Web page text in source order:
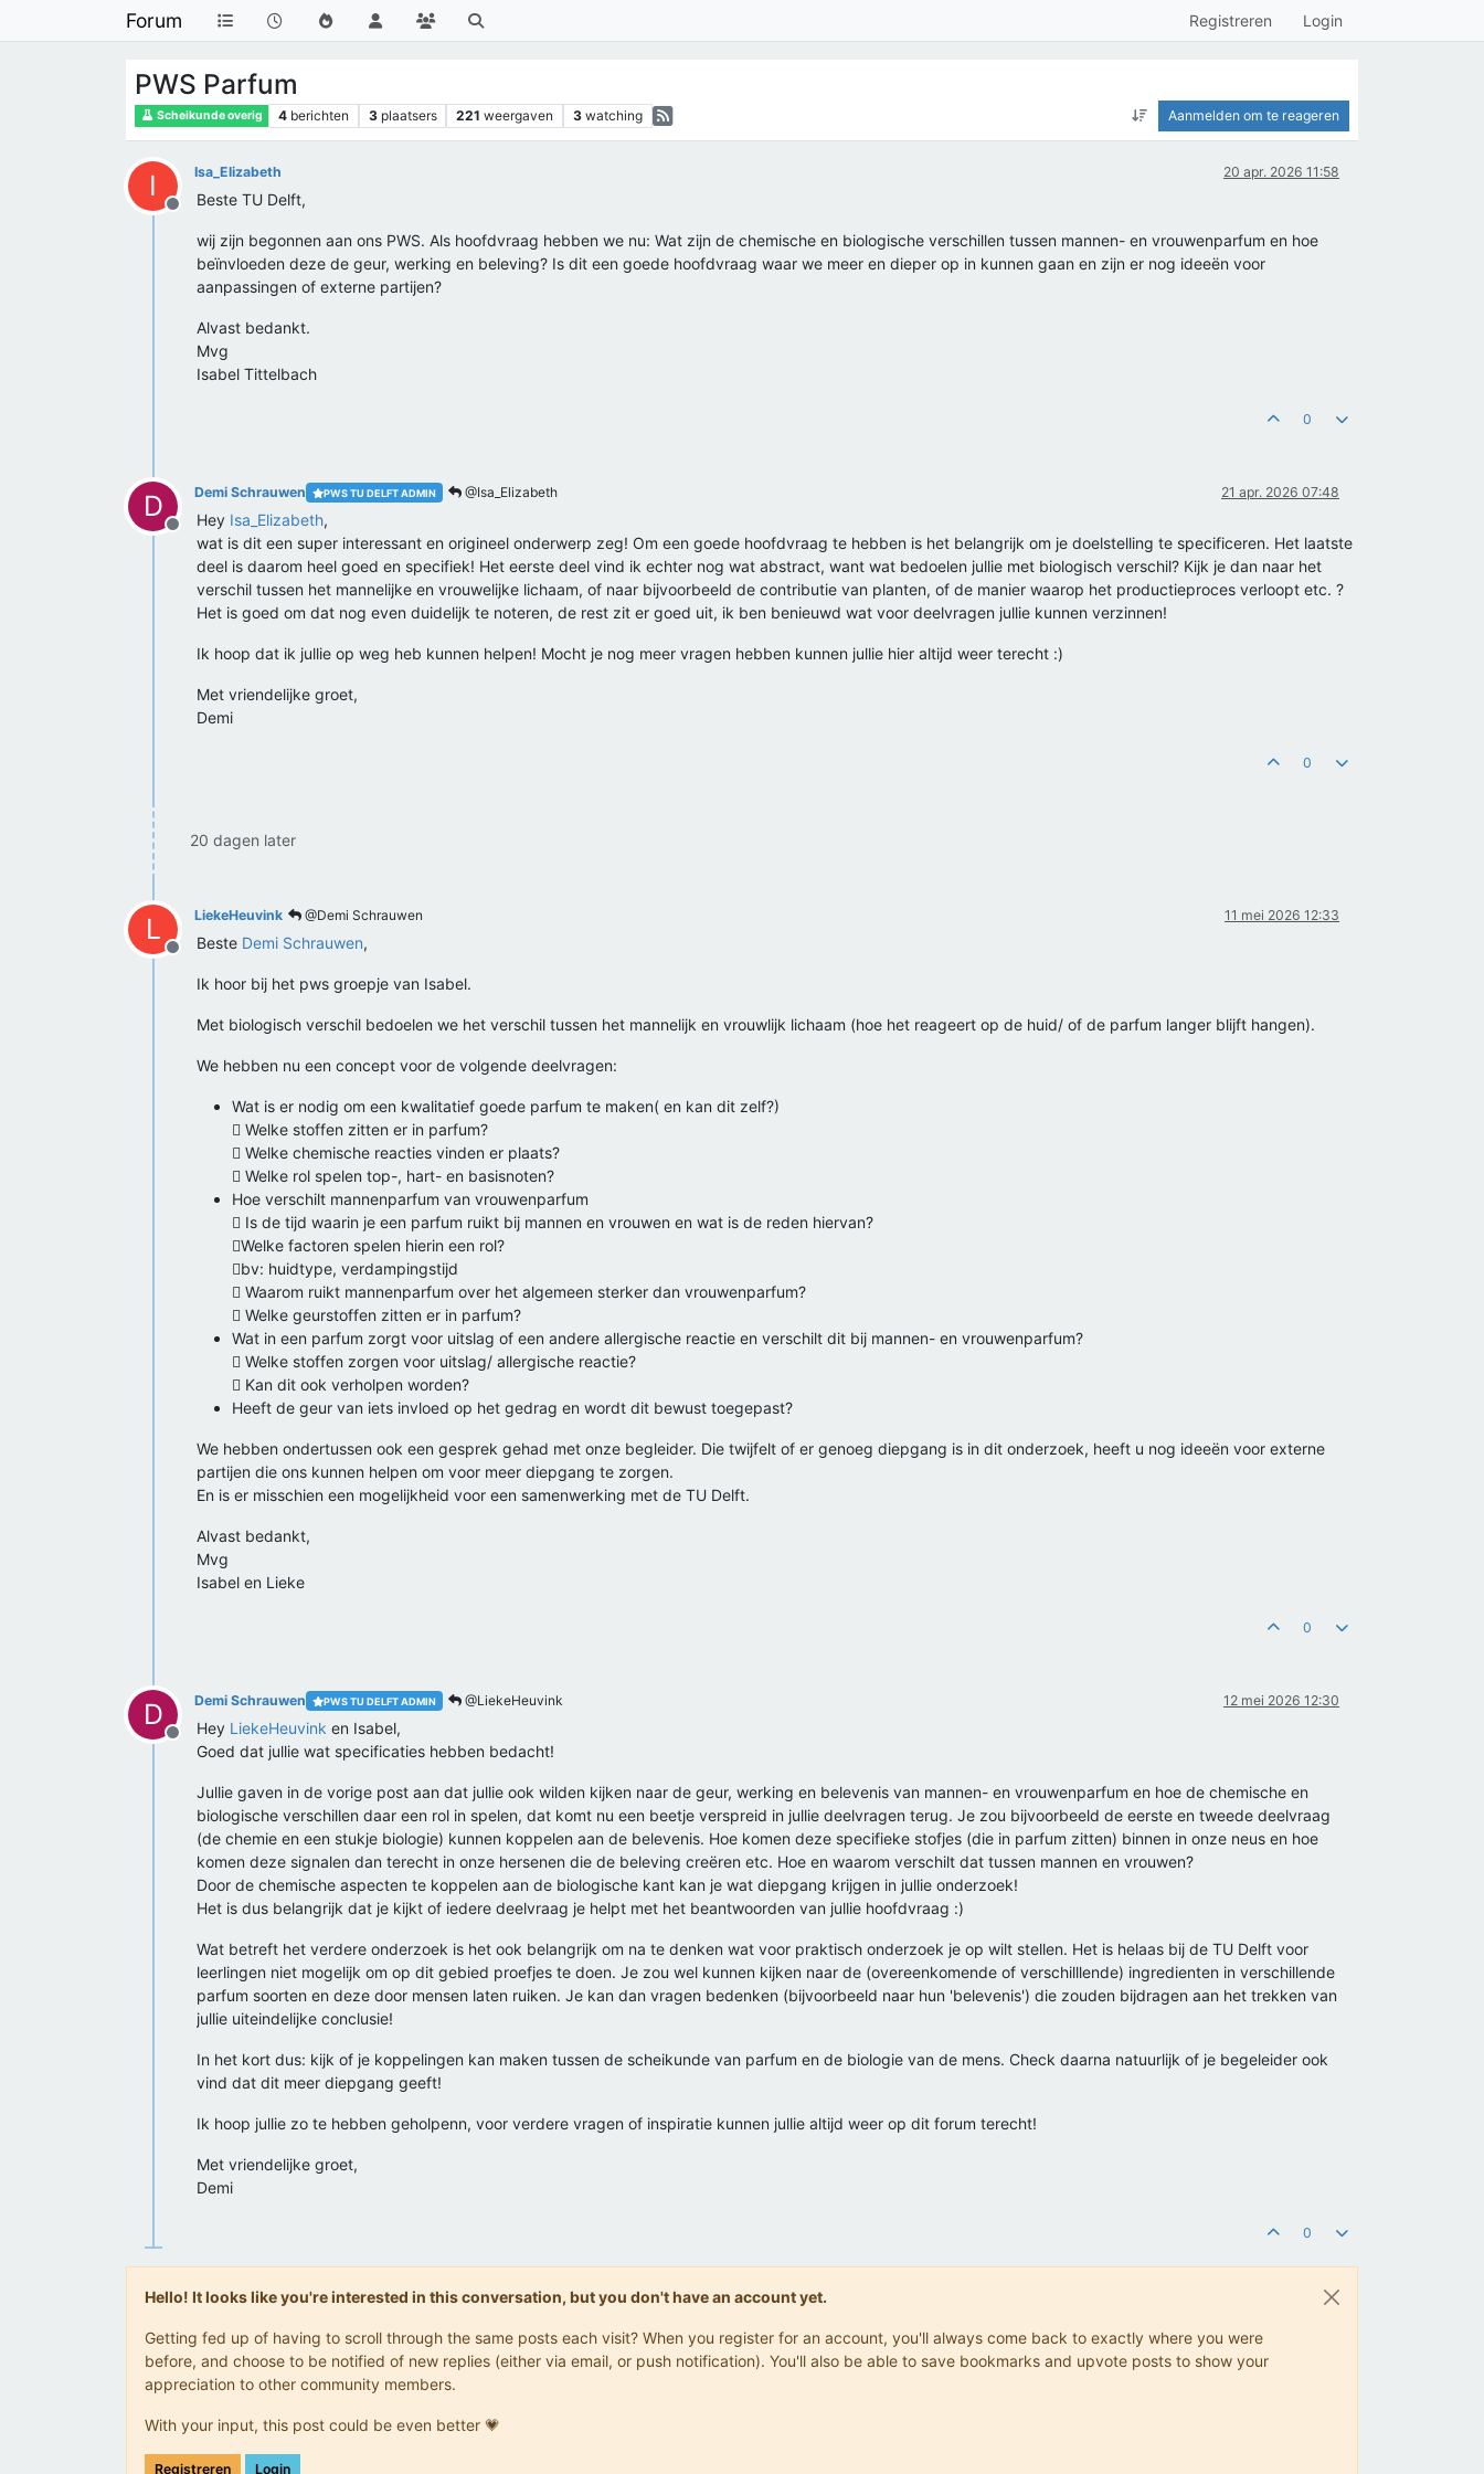
Forum Registreren Login
PWS Parfum
Scheikunde overig 4 berichten 3 plaatsers 221 weergaven 3 watching Aanmelden om te reageren
I
Offline
Isa_Elizabeth 20 apr. 2026 11:58
Beste TU Delft,
wij zijn begonnen aan ons PWS. Als hoofdvraag hebben we nu: Wat zijn de chemische en biologische verschillen tussen mannen- en vrouwenparfum en hoe
beïnvloeden deze de geur, werking en beleving? Is dit een goede hoofdvraag waar we meer en dieper op in kunnen gaan en zijn er nog ideeën voor
aanpassingen of externe partijen?
Alvast bedankt.
Mvg
Isabel Tittelbach
0
D
Offline
Demi Schrauwen PWS TU DELFT ADMIN @Isa_Elizabeth 21 apr. 2026 07:48
Hey Isa_Elizabeth,
wat is dit een super interessant en origineel onderwerp zeg! Om een goede hoofdvraag te hebben is het belangrijk om je doelstelling te specificeren. Het laatste
deel is daarom heel goed en specifiek! Het eerste deel vind ik echter nog wat abstract, want wat bedoelen jullie met biologisch verschil? Kijk je dan naar het
verschil tussen het mannelijke en vrouwelijke lichaam, of naar bijvoorbeeld de contributie van planten, of de manier waarop het productieproces verloopt etc. ?
Het is goed om dat nog even duidelijk te noteren, de rest zit er goed uit, ik ben benieuwd wat voor deelvragen jullie kunnen verzinnen!
Ik hoop dat ik jullie op weg heb kunnen helpen! Mocht je nog meer vragen hebben kunnen jullie hier altijd weer terecht :)
Met vriendelijke groet,
Demi
0
20 dagen later
L
Offline
LiekeHeuvink @Demi Schrauwen 11 mei 2026 12:33
Beste Demi Schrauwen,
Ik hoor bij het pws groepje van Isabel.
Met biologisch verschil bedoelen we het verschil tussen het mannelijk en vrouwlijk lichaam (hoe het reageert op de huid/ of de parfum langer blijft hangen).
We hebben nu een concept voor de volgende deelvragen:
Wat is er nodig om een kwalitatief goede parfum te maken( en kan dit zelf?)
 Welke stoffen zitten er in parfum?
 Welke chemische reacties vinden er plaats?
 Welke rol spelen top-, hart- en basisnoten?
Hoe verschilt mannenparfum van vrouwenparfum
 Is de tijd waarin je een parfum ruikt bij mannen en vrouwen en wat is de reden hiervan?
Welke factoren spelen hierin een rol?
bv: huidtype, verdampingstijd
 Waarom ruikt mannenparfum over het algemeen sterker dan vrouwenparfum?
 Welke geurstoffen zitten er in parfum?
Wat in een parfum zorgt voor uitslag of een andere allergische reactie en verschilt dit bij mannen- en vrouwenparfum?
 Welke stoffen zorgen voor uitslag/ allergische reactie?
 Kan dit ook verholpen worden?
Heeft de geur van iets invloed op het gedrag en wordt dit bewust toegepast?
We hebben ondertussen ook een gesprek gehad met onze begleider. Die twijfelt of er genoeg diepgang is in dit onderzoek, heeft u nog ideeën voor externe
partijen die ons kunnen helpen om voor meer diepgang te zorgen.
En is er misschien een mogelijkheid voor een samenwerking met de TU Delft.
Alvast bedankt,
Mvg
Isabel en Lieke
0
D
Offline
Demi Schrauwen PWS TU DELFT ADMIN @LiekeHeuvink 12 mei 2026 12:30
Hey LiekeHeuvink en Isabel,
Goed dat jullie wat specificaties hebben bedacht!
Jullie gaven in de vorige post aan dat jullie ook wilden kijken naar de geur, werking en belevenis van mannen- en vrouwenparfum en hoe de chemische en
biologische verschillen daar een rol in spelen, dat komt nu een beetje verspreid in jullie deelvragen terug. Je zou bijvoorbeeld de eerste en tweede deelvraag
(de chemie en een stukje biologie) kunnen koppelen aan de belevenis. Hoe komen deze specifieke stofjes (die in parfum zitten) binnen in onze neus en hoe
komen deze signalen dan terecht in onze hersenen die de beleving creëren etc. Hoe en waarom verschilt dat tussen mannen en vrouwen?
Door de chemische aspecten te koppelen aan de biologische kant kan je wat diepgang krijgen in jullie onderzoek!
Het is dus belangrijk dat je kijkt of iedere deelvraag je helpt met het beantwoorden van jullie hoofdvraag :)
Wat betreft het verdere onderzoek is het ook belangrijk om na te denken wat voor praktisch onderzoek je op wilt stellen. Het is helaas bij de TU Delft voor
leerlingen niet mogelijk om op dit gebied proefjes te doen. Je zou wel kunnen kijken naar de (overeenkomende of verschilllende) ingredienten in verschillende
parfum soorten en deze door mensen laten ruiken. Je kan dan vragen bedenken (bijvoorbeeld naar hun 'belevenis') die zouden bijdragen aan het trekken van
jullie uiteindelijke conclusie!
In het kort dus: kijk of je koppelingen kan maken tussen de scheikunde van parfum en de biologie van de mens. Check daarna natuurlijk of je begeleider ook
vind dat dit meer diepgang geeft!
Ik hoop jullie zo te hebben geholpenn, voor verdere vragen of inspiratie kunnen jullie altijd weer op dit forum terecht!
Met vriendelijke groet,
Demi
0
Hello! It looks like you're interested in this conversation, but you don't have an account yet.
Getting fed up of having to scroll through the same posts each visit? When you register for an account, you'll always come back to exactly where you were
before, and choose to be notified of new replies (either via email, or push notification). You'll also be able to save bookmarks and upvote posts to show your
appreciation to other community members.
With your input, this post could be even better 💗
Registreren Login